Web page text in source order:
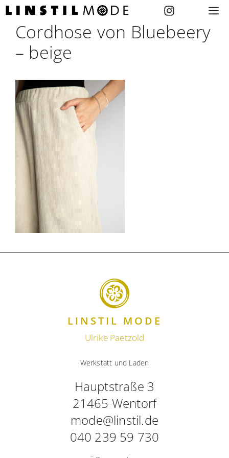
Zum
springenCordhose von Bluebeery
– beige
Werkstatt und Laden
Hauptstraße 3
21465 Wentorf
mode@linstil.de
040 239 59 730
LINSTIL MODE
Ulrike Paetzold